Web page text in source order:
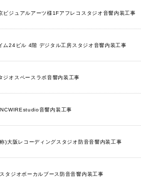
ビジュアルアーツ様1Fアフレコスタジオ音響内装工事
ム24ビル 4階 デジタル工房スタジオ音響内装工事
ジオスペースラボ音響内装工事
音響内装工事
)大阪レコーディングスタジオ防音音響内装工事
タジオボーカルブース防音音響内装工事